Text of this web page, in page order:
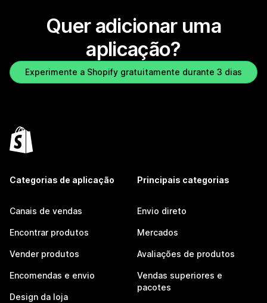
Quer adicionar uma
aplicação?
Experimente a Shopify gratuitamente durante 3 dias
Categorias de aplicação
Canais de vendas
Encontrar produtos
Vender produtos
Encomendas e envio
Design da loja
Principais categorias
Envio direto
Mercados
Avaliações de produtos
Vendas superiores e
pacotes